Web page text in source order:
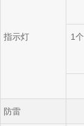
指示灯 1个
防雷